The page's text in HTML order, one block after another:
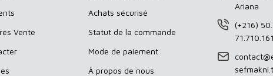
Vente
Achats sécurisé
Statut de la commande
Mode de paiement
À propos de nous
Ariana
(+216)